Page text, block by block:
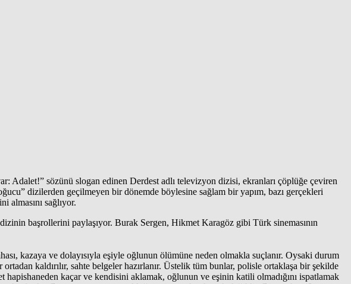
Adalet!” sözünü slogan edinen Derdest adlı televizyon dizisi, ekranları çöplüğe çeviren
dizilerden geçilmeyen bir dönemde böylesine sağlam bir yapım, bazı gerçekleri
almasını sağlıyor.
başrollerini paylaşıyor. Burak Sergen, Hikmet Karagöz gibi Türk sinemasının
kazaya ve dolayısıyla eşiyle oğlunun ölümüne neden olmakla suçlanır. Oysaki durum
kaldırılır, sahte belgeler hazırlanır. Üstelik tüm bunlar, polisle ortaklaşa bir şekilde
kaçar ve kendisini aklamak, oğlunun ve eşinin katili olmadığını ispatlamak